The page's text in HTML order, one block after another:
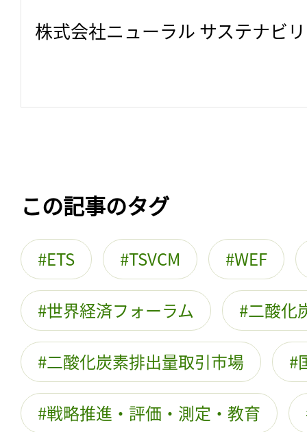
株式会社ニューラル サステナビ
この記事のタグ
ETS TSVCM WEF
世界経済フォーラム 二酸化
二酸化炭素排出量取引市場
戦略推進・評価・測定・教育